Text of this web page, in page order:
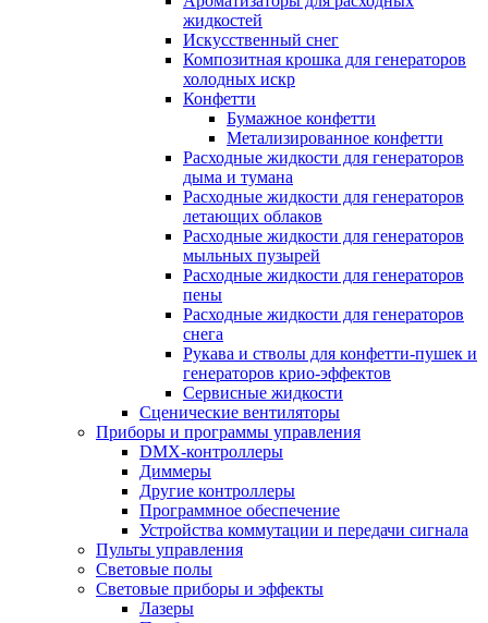
жидкостей
Искусственный снег
Композитная крошка для генераторов
холодных искр
Конфетти
Бумажное конфетти
Метализированное конфетти
Расходные жидкости для генераторов
дыма и тумана
Расходные жидкости для генераторов
летающих облаков
Расходные жидкости для генераторов
мыльных пузырей
Расходные жидкости для генераторов
пены
Расходные жидкости для генераторов
снега
Рукава и стволы для конфетти-пушек и
генераторов крио-эффектов
Сервисные жидкости
Сценические вентиляторы
Приборы и программы управления
DMX-контроллеры
Диммеры
Другие контроллеры
Программное обеспечение
Устройства коммутации и передачи сигнала
Пульты управления
Световые полы
Световые приборы и эффекты
Лазеры